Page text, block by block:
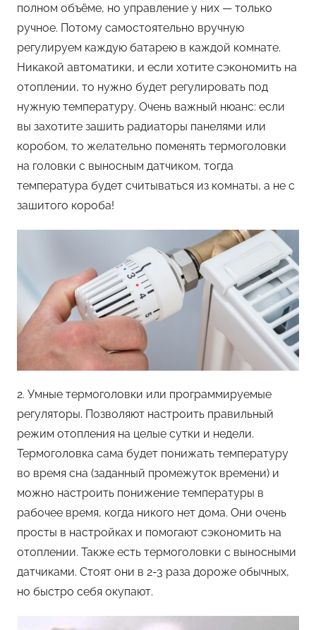
полном объёме, но управление у них — только
ручное. Потому самостоятельно вручную
регулируем каждую батарею в каждой комнате.
Никакой автоматики, и если хотите сэкономить на
отоплении, то нужно будет регулировать под
нужную температуру. Очень важный нюанс: если
вы захотите зашить радиаторы панелями или
коробом, то желательно поменять термоголовки
на головки с выносным датчиком, тогда
температура будет считываться из комнаты, а не с
зашитого короба!
2. Умные термоголовки или программируемые
регуляторы. Позволяют настроить правильный
режим отопления на целые сутки и недели.
Термоголовка сама будет понижать температуру
во время сна (заданный промежуток времени) и
можно настроить понижение температуры в
рабочее время, когда никого нет дома. Они очень
просты в настройках и помогают сэкономить на
отоплении. Также есть термоголовки с выносными
датчиками. Стоят они в 2-3 раза дороже обычных,
но быстро себя окупают.